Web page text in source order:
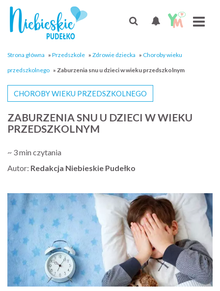
Strona główna » Przedszkole » Zdrowie dziecka » Choroby wieku
przedszkolnego » Zaburzenia snu u dzieci w wieku przedszkolnym
ZABURZENIA SNU U DZIECI W WIEKU
PRZEDSZKOLNYM
CHOROBY WIEKU PRZEDSZKOLNEGO
~ 3 min czytania
Autor: Redakcja Niebieskie Pudełko